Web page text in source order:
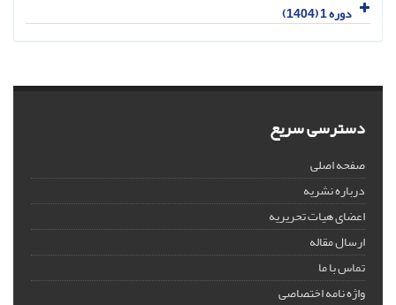
دوره 1 (1404)
دسترسی سریع
صفحه اصلی
درباره نشریه
اعضای هیات تحریریه
ارسال مقاله
تماس با ما
واژه نامه اختصاصی